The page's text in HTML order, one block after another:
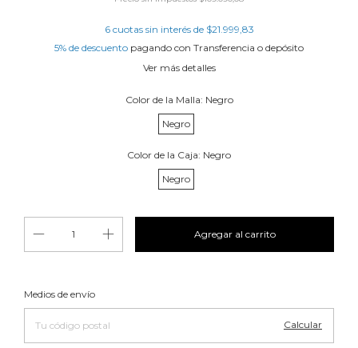
6 cuotas sin interés de $21.999,83
5% de descuento pagando con Transferencia o depósito
Ver más detalles
Color de la Malla: Negro
Negro
Color de la Caja: Negro
Negro
Entregas para el CP:
Medios de envío
Calcular